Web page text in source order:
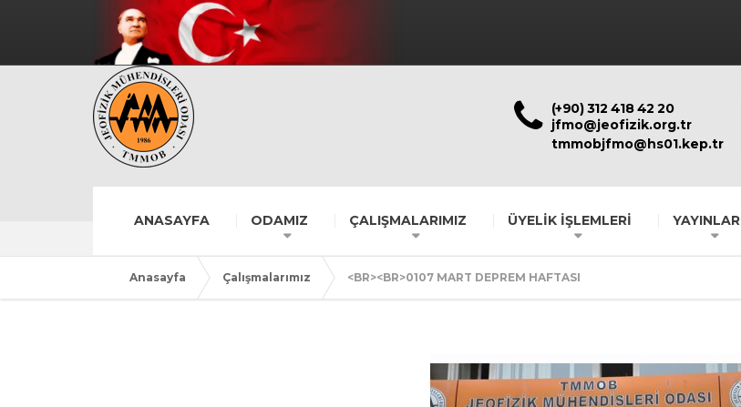
(+90) 312 418 42 20
jfmo@jeofizik.org.tr
tmmobjfmo@hs01.kep.tr
ANASAYFA ODAMIZ ÇALIŞMALARIMIZ ÜYELİK İŞLEMLERİ YAYINLAR
Anasayfa Çalışmalarımız <BR><BR>0107 MART DEPREM HAFTASI